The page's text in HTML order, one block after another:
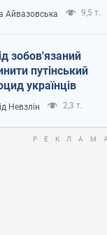
Айвазовська 9,5 т.
зобов'язаний
путінський
українців
Невзлін 2,3 т.